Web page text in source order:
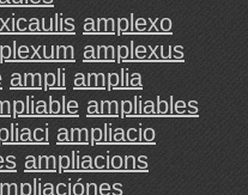
amplexo
amplexus
ampli amplia
ampliables
ampliacio
ampliacions